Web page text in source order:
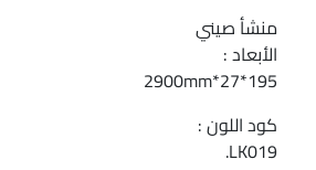
منشأ صيني
الأبعاد :
195*27*2900mm
كود اللون :
LK019.